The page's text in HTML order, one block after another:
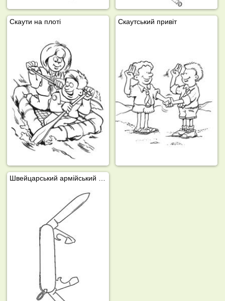
Скаути на плоті Скаутський привіт